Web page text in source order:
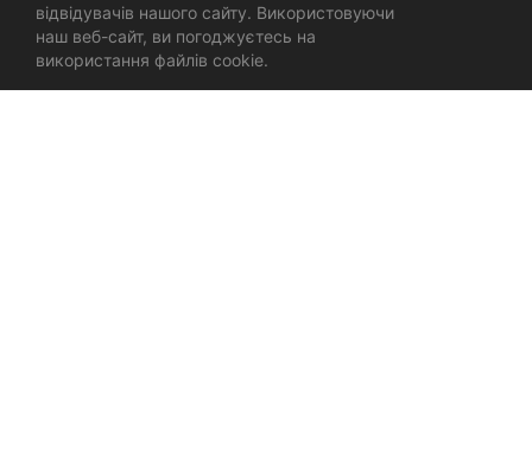
відвідувачів нашого сайту. Використовуючи
наш веб-сайт, ви погоджуєтесь на
використання файлів cookie.